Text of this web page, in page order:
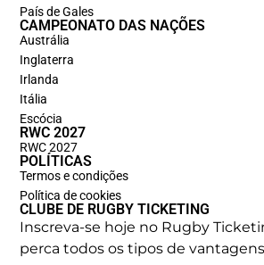
País de Gales
CAMPEONATO DAS NAÇÕES
Austrália
Inglaterra
Irlanda
Itália
Escócia
RWC 2027
RWC 2027
POLÍTICAS
Termos e condições
Política de cookies
CLUBE DE RUGBY TICKETING
Inscreva-se hoje no Rugby
perca todos os tipos de